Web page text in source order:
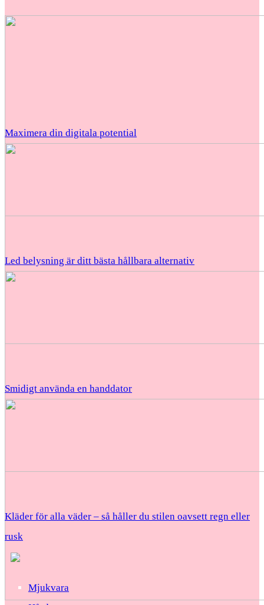
Maximera din digitala potential
Led belysning är ditt bästa hållbara alternativ
Smidigt använda en handdator
Kläder för alla väder – så håller du stilen oavsett regn eller
rusk
Mjukvara